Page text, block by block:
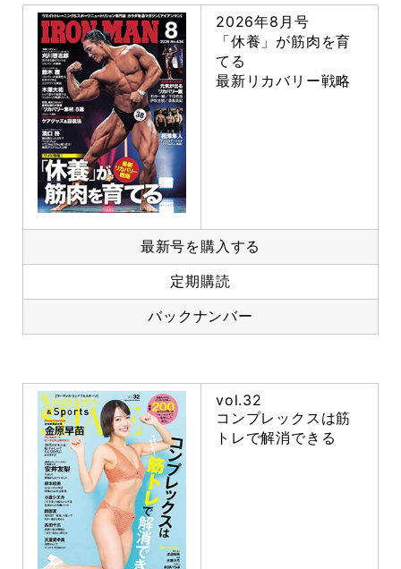
2026年8月号
「休養」が筋肉を育
てる
最新リカバリー戦略
最新号を購入する
定期購読
バックナンバー
vol.32
コンプレックスは筋
トレで解消できる